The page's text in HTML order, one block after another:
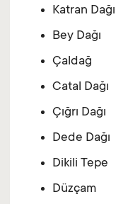
Katran Dağı
Bey Dağı
Çaldağ
Catal Dağı
Çığrı Dağı
Dede Dağı
Dikili Tepe
Düzçam